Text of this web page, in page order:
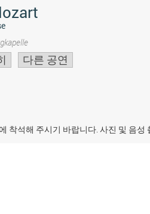
다른 공연
착석해 주시기 바랍니다. 사진 및 음성